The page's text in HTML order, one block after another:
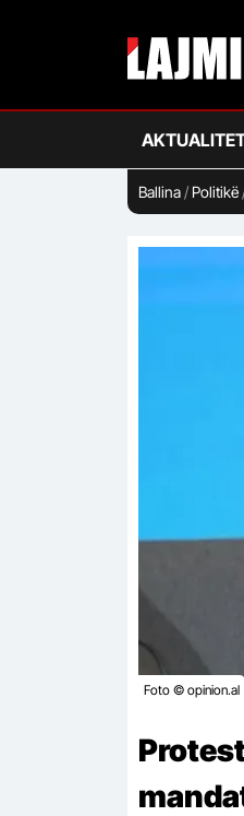
Ballina/ Politikë
Foto © opinion.al